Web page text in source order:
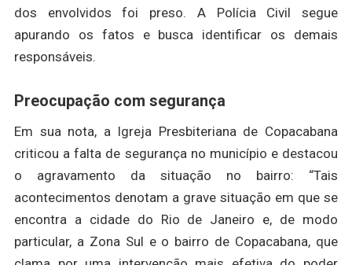
dos envolvidos foi preso. A Polícia Civil segue
apurando os fatos e busca identificar os demais
responsáveis.
Preocupação com segurança
Em sua nota, a Igreja Presbiteriana de Copacabana
criticou a falta de segurança no município e destacou
o agravamento da situação no bairro: “Tais
acontecimentos denotam a grave situação em que se
encontra a cidade do Rio de Janeiro e, de modo
particular, a Zona Sul e o bairro de Copacabana, que